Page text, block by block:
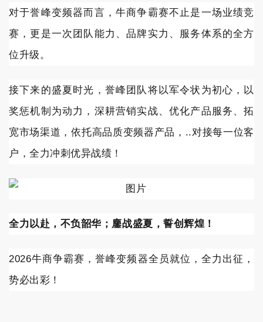
对于誉峰变频器而言，牛商争霸赛不止是一场业绩竞
赛，更是一次团队能力、品牌实力、服务体系的全方
位升级。
接下来的盛夏时光，誉峰团队将以军令状为初心，以
奖惩机制为动力，深耕营销实战、优化产品服务、拓
宽市场渠道，依托高品质变频器产品，..对接每一位客
户，全力冲刺优异战绩！
全力以赴，不负韶华；鏖战盛夏，誓创辉煌！
2026牛商争霸赛，誉峰变频器全员就位，全力出征，
势必出彩！